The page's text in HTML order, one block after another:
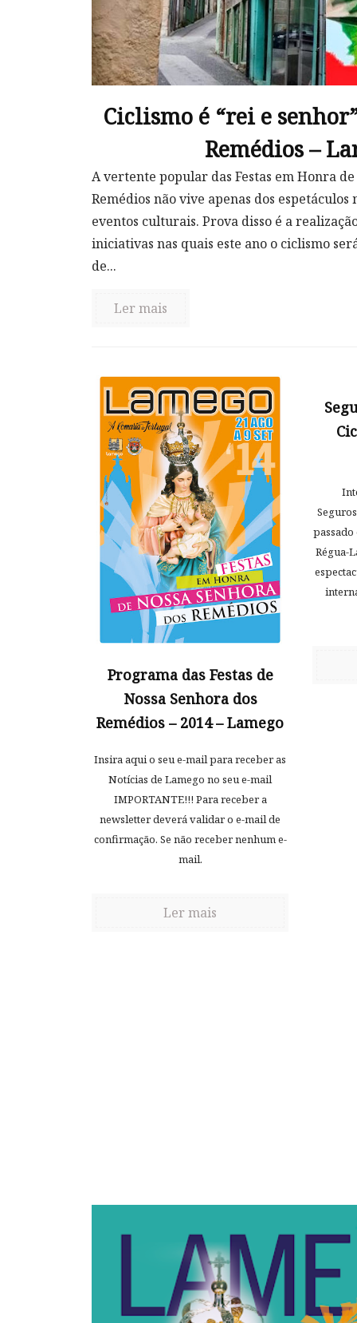
Ciclismo é “rei e
Remédios –
A vertente popular das Festas em Honra de
Remédios não vive apenas dos espetáculos
eventos culturais. Prova disso é a
iniciativas nas quais este ano o ciclismo
de...
Ler mais
Programa das Festas de
Nossa Senhora dos
Remédios – 2014 – Lamego
Insira aqui o seu e-mail para receber as
Notícias de Lamego no seu e-mail
IMPORTANTE!!! Para receber a
newsletter deverá validar o e-mail de
confirmação. Se não receber nenhum e-
mail.
Ler mais
passado
Régua-